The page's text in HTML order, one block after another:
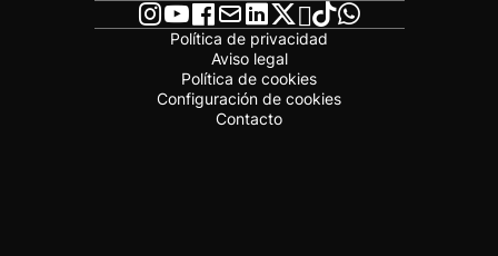
Política de privacidad
Aviso legal
Política de cookies
Configuración de cookies
Contacto